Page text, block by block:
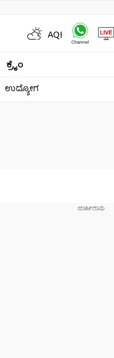
AQI
ಕ್ರೈಂ
ಉದ್ಯೋಗ